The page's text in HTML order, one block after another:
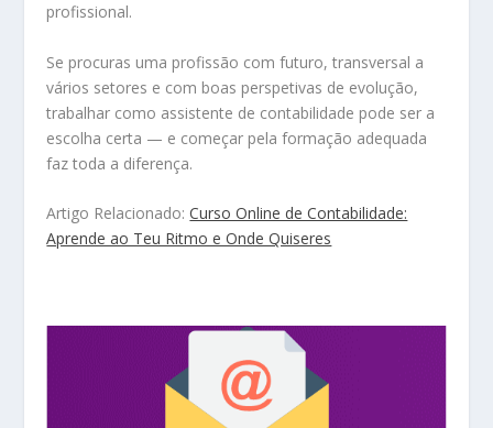
profissional.
Se procuras uma profissão com futuro, transversal a
vários setores e com boas perspetivas de evolução,
trabalhar como assistente de contabilidade pode ser a
escolha certa — e começar pela formação adequada
faz toda a diferença.
Artigo Relacionado:Curso Online de Contabilidade:
Aprende ao Teu Ritmo e Onde Quiseres